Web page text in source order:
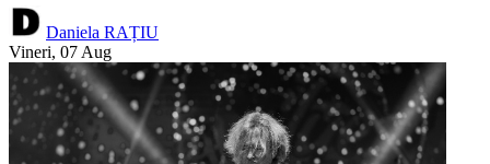
Daniela RAȚIU
Vineri, 07 Aug